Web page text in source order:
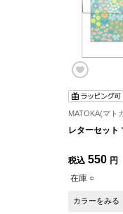
MATOKA(マト
レターセット
税込 550 円
在庫 ○
カラーをみる